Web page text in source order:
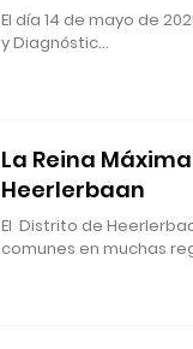
El día 14 de mayo de
y Diagnóstic…
La Reina
Heerlerbaan
El Distrito de
comunes en muchas